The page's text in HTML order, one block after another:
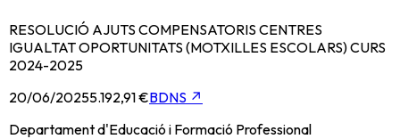
RESOLUCIÓ AJUTS COMPENSATORIS CENTRES
IGUALTAT OPORTUNITATS (MOTXILLES ESCOLARS) CURS
2024-2025
20/06/20255.192,91 €BDNS ↗
Departament d'Educació i Formació Professional